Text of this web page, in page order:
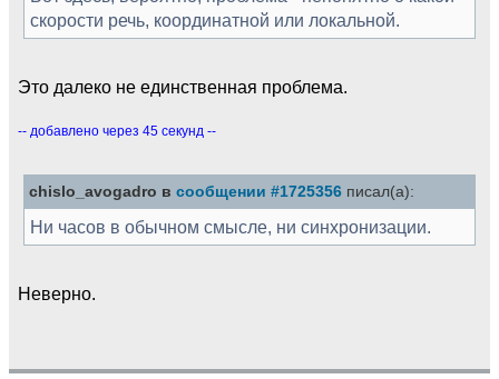
скорости речь, координатной или локальной.
Это далеко не единственная проблема.
-- добавлено через 45 секунд --
chislo_avogadro в сообщении #1725356 писал(а):
Ни часов в обычном смысле, ни синхронизации.
Неверно.